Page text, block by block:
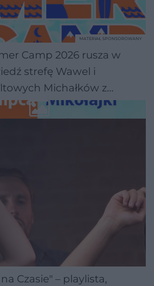
Camp 2026 rusza w
strefę Wawel i
Michałków z
MATERIAŁ SPONSOROWANY
Czasie" – playlista,